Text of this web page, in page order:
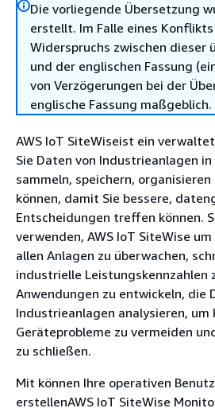
Die vorliegende Übersetzung
erstellt. Im Falle eines
Widerspruchs zwischen dieser
und der englischen Fassung
von Verzögerungen bei der
englische Fassung maßgeblich.
AWS IoT SiteWiseist ein
Sie Daten von Industrieanlagen
sammeln, speichern,
können, damit Sie bessere,
Entscheidungen treffen können.
verwenden, AWS IoT SiteWise
allen Anlagen zu überwachen,
industrielle Leistungskennzahlen
Anwendungen zu entwickeln, die
Industrieanlagen analysieren, um
Geräteprobleme zu vermeiden
zu schließen.
Mit können Ihre operativen
erstellenAWS IoT SiteWise